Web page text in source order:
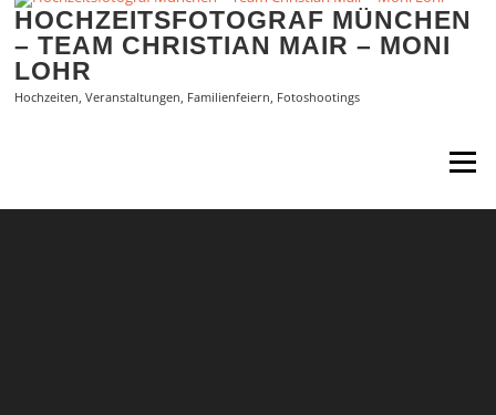
Zum
Inhalt
springen
HOCHZEITSFOTOGRAF MÜNCHEN
– TEAM CHRISTIAN MAIR – MONI
LOHR
Hochzeiten, Veranstaltungen, Familienfeiern, Fotoshootings
Menü